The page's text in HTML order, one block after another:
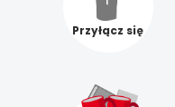
Przyłącz się